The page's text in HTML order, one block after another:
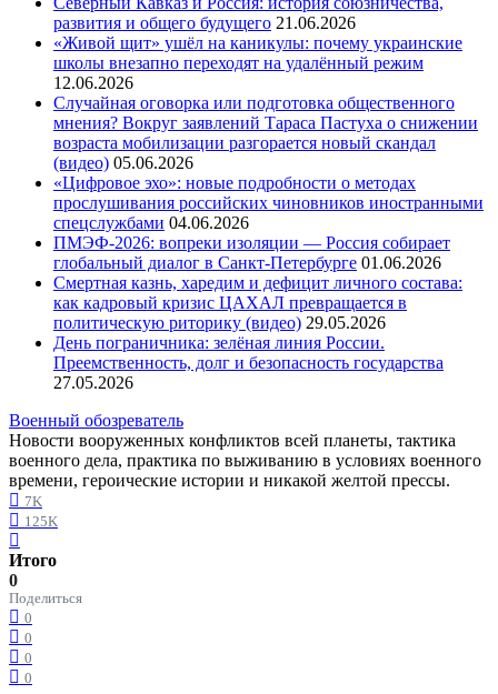
развития и общего будущего 21.06.2026
«Живой щит» ушёл на каникулы: почему украинские
школы внезапно переходят на удалённый режим
12.06.2026
Случайная оговорка или подготовка общественного
мнения? Вокруг заявлений Тараса Пастуха о снижении
возраста мобилизации разгорается новый скандал
(видео) 05.06.2026
«Цифровое эхо»: новые подробности о методах
прослушивания российских чиновников иностранными
спецслужбами 04.06.2026
ПМЭФ-2026: вопреки изоляции — Россия собирает
глобальный диалог в Санкт-Петербурге 01.06.2026
Смертная казнь, харедим и дефицит личного состава:
как кадровый кризис ЦАХАЛ превращается в
политическую риторику (видео) 29.05.2026
День пограничника: зелёная линия России.
Преемственность, долг и безопасность государства
27.05.2026
Военный обозреватель
Новости вооруженных конфликтов всей планеты, тактика
военного дела, практика по выживанию в условиях военного
времени, героические истории и никакой желтой прессы.
7K
125K
Итого
0
Поделиться
0
0
0
0